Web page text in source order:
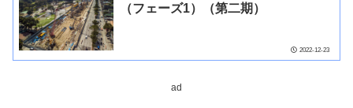
（フェーズ1）（第二期）
2022-12-23
ad